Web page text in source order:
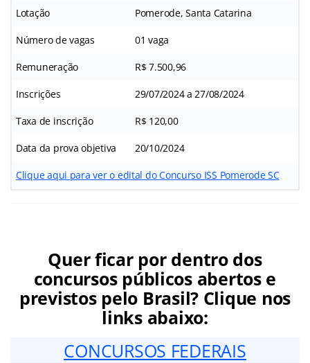
Lotação Pomerode, Santa Catarina
Número de vagas 01 vaga
Remuneração R$ 7.500,96
Inscrições 29/07/2024 a 27/08/2024
Taxa de inscrição R$ 120,00
Data da prova objetiva 20/10/2024
Clique aqui para ver o edital do Concurso ISS Pomerode SC
Quer ficar por dentro dos
concursos públicos abertos e
previstos pelo Brasil? Clique nos
links abaixo:
CONCURSOS FEDERAIS